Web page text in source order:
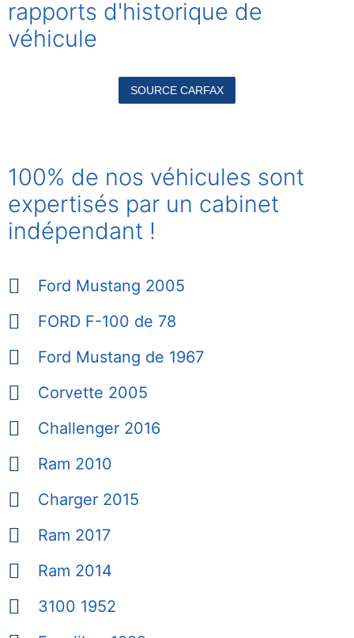
rapports d'historique de
véhicule
SOURCE CARFAX
100% de nos véhicules sont
expertisés par un cabinet
indépendant !
Ford Mustang 2005
FORD F-100 de 78
Ford Mustang de 1967
Corvette 2005
Challenger 2016
Ram 2010
Charger 2015
Ram 2017
Ram 2014
3100 1952